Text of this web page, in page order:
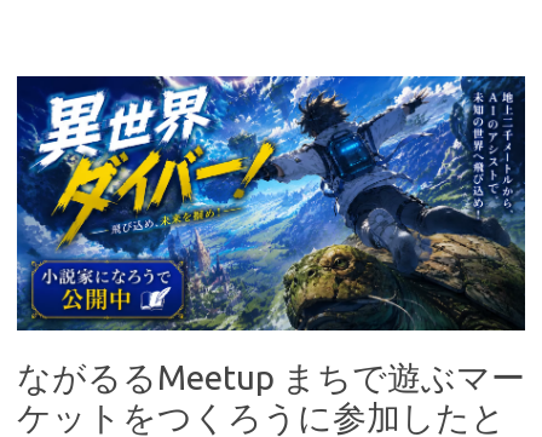
ながるるMeetup まちで遊ぶマー
ケットをつくろうに参加したと